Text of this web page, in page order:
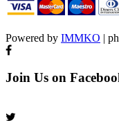
Powered by IMMKO |
Join Us on